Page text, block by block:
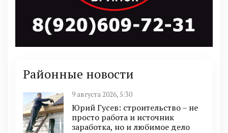
Районные новости
9 августа 2026, 5:30
Юрий Гусев: строительство – не
просто работа и источник
заработка, но и любимое дело